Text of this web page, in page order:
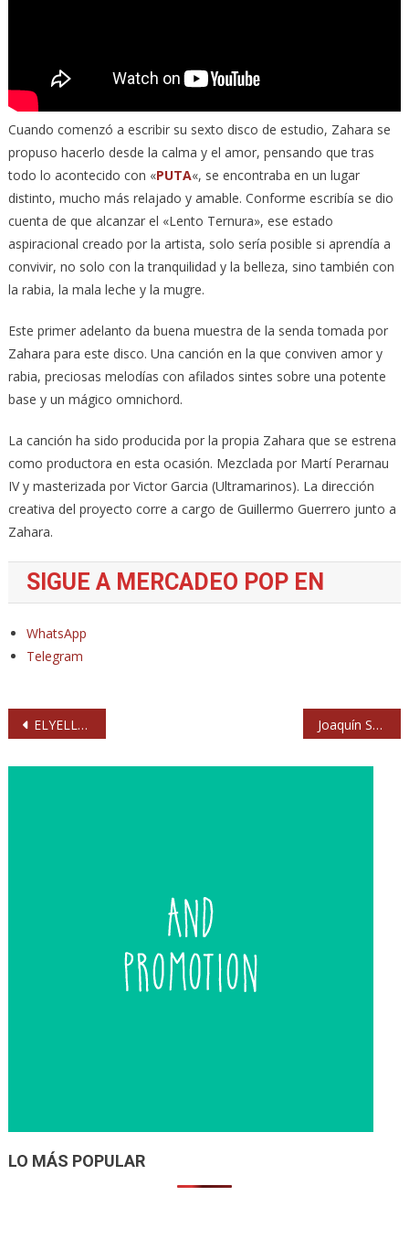
Cuando comenzó a escribir su sexto disco de estudio, Zahara se
propuso hacerlo desde la calma y el amor, pensando que tras
todo lo acontecido con «PUTA«, se encontraba en un lugar
distinto, mucho más relajado y amable. Conforme escribía se dio
cuenta de que alcanzar el «Lento Ternura», ese estado
aspiracional creado por la artista, solo sería posible si aprendía a
convivir, no solo con la tranquilidad y la belleza, sino también con
la rabia, la mala leche y la mugre.
Este primer adelanto da buena muestra de la senda tomada por
Zahara para este disco. Una canción en la que conviven amor y
rabia, preciosas melodías con afilados sintes sobre una potente
base y un mágico omnichord.
La canción ha sido producida por la propia Zahara que se estrena
como productora en esta ocasión. Mezclada por Martí Perarnau
IV y masterizada por Victor Garcia (Ultramarinos). La dirección
creativa del proyecto corre a cargo de Guillermo Guerrero junto a
Zahara.
SIGUE A MERCADEO POP EN
WhatsApp
Telegram
Navegación
ELYELLA y Lori Meyers tienen la respuesta Joaquín Sabina: 8 conciertos en el WiZink Center
LO MÁS POPULAR